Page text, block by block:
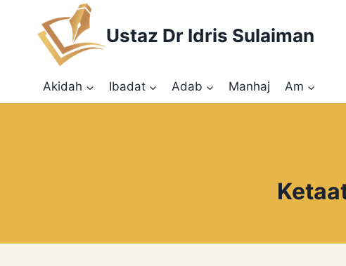
Ustaz Dr Idris Sulaiman
Akidah Ibadat Adab Manhaj Am